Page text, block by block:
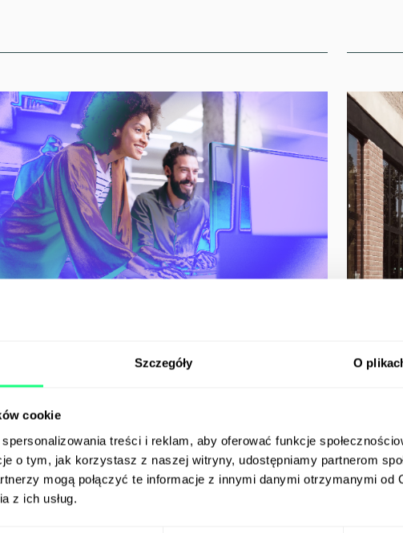
Szczegóły O
cookie
treści i reklam, aby oferować funkcje
o tym, jak korzystasz z naszej witryny, udostępniamy partnerom
mogą połączyć te informacje z innymi danymi otrzymanymi od
z ich usług.
budżecie, podzieliliśmy pracę na tygodniowe sprinty i
wizji klienta, udało nam się osiągnąć nasz
cel w krótszym czasie niż oczekiwano.